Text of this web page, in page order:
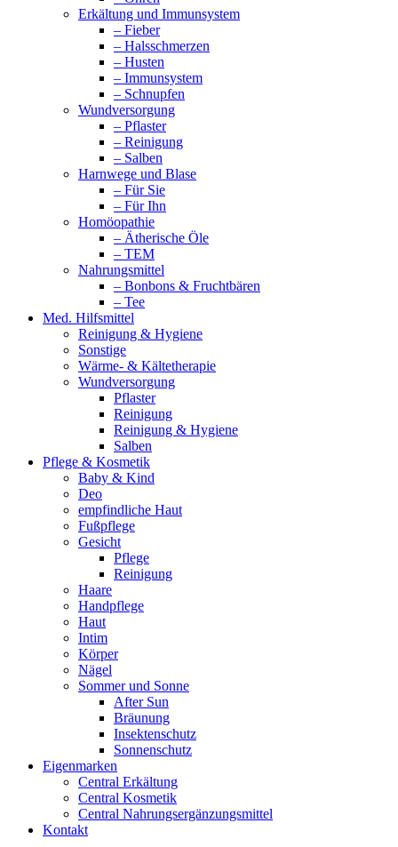
Erkältung und Immunsystem
– Fieber
– Halsschmerzen
– Husten
– Immunsystem
– Schnupfen
Wundversorgung
– Pflaster
– Reinigung
– Salben
Harnwege und Blase
– Für Sie
– Für Ihn
Homöopathie
– Ätherische Öle
– TEM
Nahrungsmittel
– Bonbons & Fruchtbären
– Tee
Med. Hilfsmittel
Reinigung & Hygiene
Sonstige
Wärme- & Kältetherapie
Wundversorgung
Pflaster
Reinigung
Reinigung & Hygiene
Salben
Pflege & Kosmetik
Baby & Kind
Deo
empfindliche Haut
Fußpflege
Gesicht
Pflege
Reinigung
Haare
Handpflege
Haut
Intim
Körper
Nägel
Sommer und Sonne
After Sun
Bräunung
Insektenschutz
Sonnenschutz
Eigenmarken
Central Erkältung
Central Kosmetik
Central Nahrungsergänzungsmittel
Kontakt